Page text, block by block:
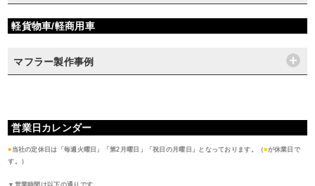
軽貨物車/軽商用車
マフラー製作事例
営業日カレンダー
● 当社の定休日は「毎週火曜日」「第2月曜日」「祝日の月曜日」となっております。（■が休業日で
す。）
▼営業時間は以下の通りです。